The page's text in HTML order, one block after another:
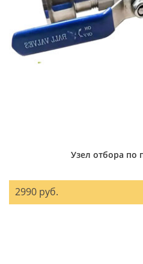
Узел отбора по
2990 руб.